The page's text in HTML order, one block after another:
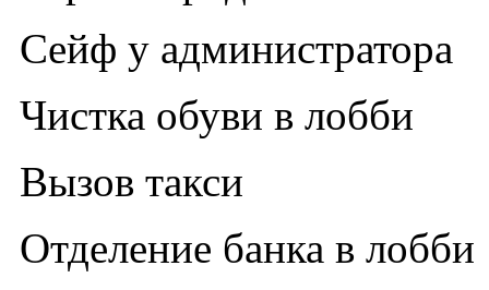
Сейф у администратора
Чистка обуви в лобби
Вызов такси
Отделение банка в лобби